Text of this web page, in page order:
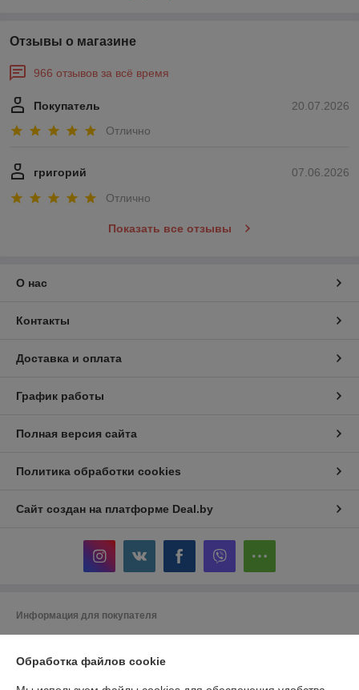
Отзывы о магазине
966 отзывов за всё время
20.07.2026
Покупатель
Отлично
07.06.2026
григорий
Отлично
Показать все отзывы
О нас
Контакты
Доставка и оплата
График работы
Полная версия сайта
Политика обработки cookies
Сайт создан на платформе Deal.by
Информация для покупателя
Обработка файлов cookie